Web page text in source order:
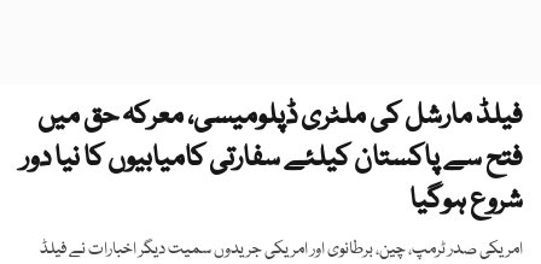
فیلڈ مارشل کی ملٹری ڈپلومیسی، معرکہ حق میں
فتح سے پاکستان کیلئے سفارتی کامیابیوں کا نیا دور
شروع ہوگیا
امریکی صدر ٹرمپ، چین، برطانوی اور امریکی جریدوں سمیت دیگر اخبارات نے فیلڈ